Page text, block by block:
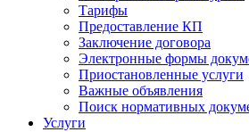
Тарифы
Предоставление КП
Заключение договора
Электронные формы
Приостановленные услуги
Важные объявления
Поиск нормативных
Услуги